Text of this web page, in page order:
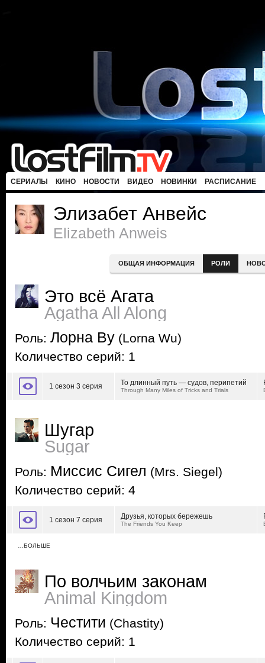
СЕРИАЛЫ КИНО НОВОСТИ ВИДЕО НОВИНКИ РАСПИСАНИЕ
Элизабет Анвейс
Elizabeth Anweis
ОБЩАЯ ИНФОРМАЦИЯ РОЛИ
Это всё Агата
Agatha All Along
Роль: Лорна Ву (Lorna Wu)
Количество серий: 1
1 сезон 3 серия То длинный путь — судов, перипетий
Through Many Miles of Tricks and Trials
Шугар
Sugar
Роль: Миссис Сигел (Mrs. Siegel)
Количество серий: 4
1 сезон 7 серия Друзья, которых бережешь
The Friends You Keep
…БОЛЬШЕ
По волчьим законам
Animal Kingdom
Роль: Честити (Chastity)
Количество серий: 1